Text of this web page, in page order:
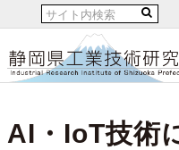
AI・IoT技術